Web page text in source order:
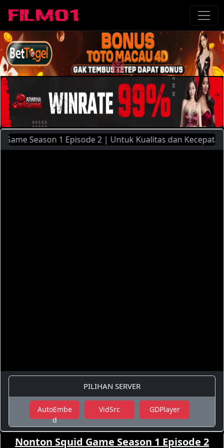
Season 1 Episode 2 | Untuk Kualitas dan Kecepatan
PILIHAN SERVER
AutoEmbe
d
VidSrc GDPlayer
Nonton Squid Game Season 1 Episode 2